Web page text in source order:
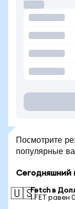
Посмотрите
популярные
Сегодняшний
🇺🇸Fetch в
1 FET равен